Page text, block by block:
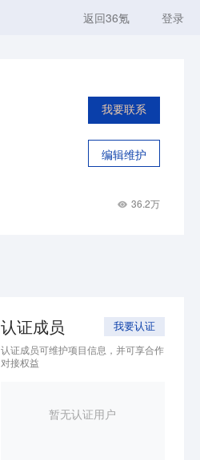
返回36氪 登录
我要联系
编辑维护
36.2万
认证成员 我要认证
认证成员可维护项目信息，并可享合作
对接权益
暂无认证用户